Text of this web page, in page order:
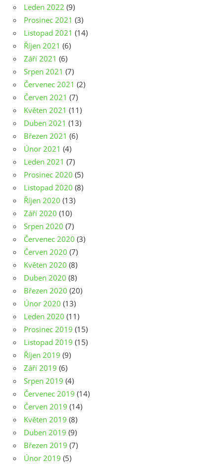
Leden 2022 (9)
Prosinec 2021 (3)
Listopad 2021 (14)
Říjen 2021 (6)
Září 2021 (6)
Srpen 2021 (7)
Červenec 2021 (2)
Červen 2021 (7)
Květen 2021 (11)
Duben 2021 (13)
Březen 2021 (6)
Únor 2021 (4)
Leden 2021 (7)
Prosinec 2020 (5)
Listopad 2020 (8)
Říjen 2020 (13)
Září 2020 (10)
Srpen 2020 (7)
Červenec 2020 (3)
Červen 2020 (7)
Květen 2020 (8)
Duben 2020 (8)
Březen 2020 (20)
Únor 2020 (13)
Leden 2020 (11)
Prosinec 2019 (15)
Listopad 2019 (15)
Říjen 2019 (9)
Září 2019 (6)
Srpen 2019 (4)
Červenec 2019 (14)
Červen 2019 (14)
Květen 2019 (8)
Duben 2019 (9)
Březen 2019 (7)
Únor 2019 (5)